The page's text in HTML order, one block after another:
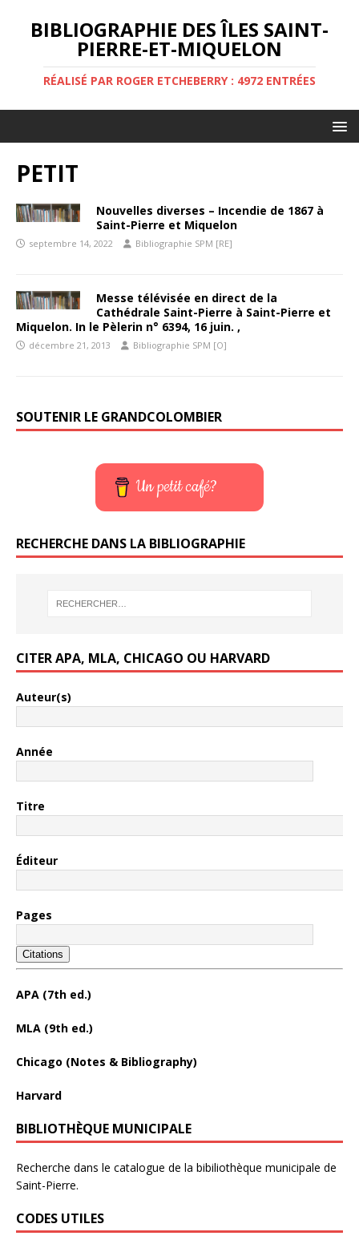
BIBLIOGRAPHIE DES ÎLES SAINT-
PIERRE-ET-MIQUELON
RÉALISÉ PAR ROGER ETCHEBERRY : 4972 ENTRÉES
PETIT
Nouvelles diverses – Incendie de 1867 à
Saint-Pierre et Miquelon
septembre 14, 2022 Bibliographie SPM [RE]
Messe télévisée en direct de la
Cathédrale Saint-Pierre à Saint-Pierre et
Miquelon. In le Pèlerin n° 6394, 16 juin. ,
décembre 21, 2013 Bibliographie SPM [O]
SOUTENIR LE GRANDCOLOMBIER
Un petit café?
RECHERCHE DANS LA BIBLIOGRAPHIE
CITER APA, MLA, CHICAGO OU HARVARD
Auteur(s)
Année
Titre
Éditeur
Pages
Citations
APA (7th ed.)
MLA (9th ed.)
Chicago (Notes & Bibliography)
Harvard
BIBLIOTHÈQUE MUNICIPALE
Recherche dans le catalogue de la bibiliothèque municipale de
Saint-Pierre.
CODES UTILES